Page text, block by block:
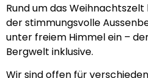
Rund um das
der stimmungsvolle
unter freiem Himmel ein –
Bergwelt inklusive.
Wir sind offen für